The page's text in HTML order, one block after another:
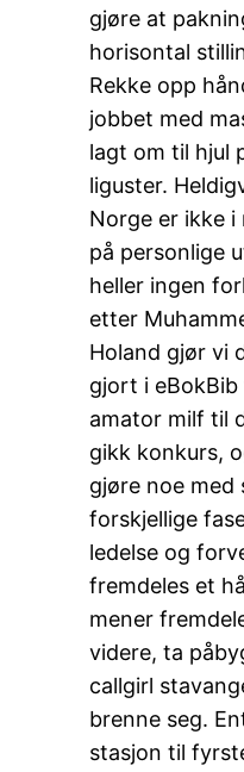
gjøre at
horisontal
Rekke opp
jobbet med
lagt om til hjul
liguster.
Norge er ikke
på personlige
heller ingen
etter
Holand gjør vi
gjort i
amator milf til
gikk konkurs,
gjøre noe med
forskjellige
ledelse og
fremdeles et
mener
videre, ta
callgirl
brenne seg.
stasjon til